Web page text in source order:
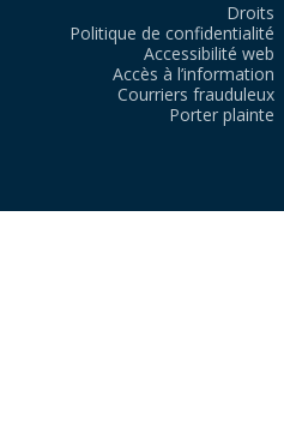
Droits
Politique de confidentialité
Accessibilité web
Accès à l’information
Courriers frauduleux
Porter plainte